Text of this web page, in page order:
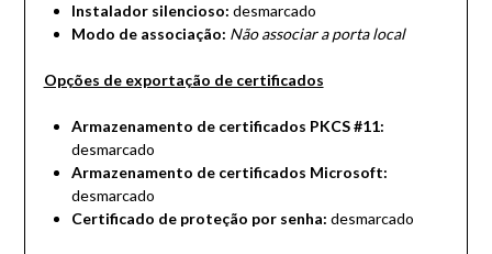
Instalador silencioso: desmarcado
Modo de associação: Não associar a porta local
Opções de exportação de certificados
Armazenamento de certificados PKCS #11:
desmarcado
Armazenamento de certificados Microsoft:
desmarcado
Certificado de proteção por senha: desmarcado